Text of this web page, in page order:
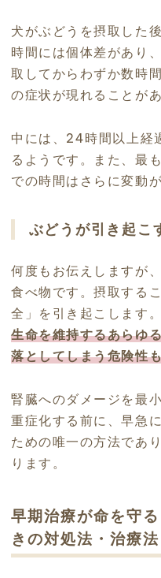
犬がぶどうを摂取した
時間には個体差があり
取してからわずか数時
の症状が現れることがあ
中には、24時間以上経
るようです。また、最
での時間はさらに変動
ぶどうが引き起こ
何度もお伝えしますが
食べ物です。摂取する
全」を引き起こします
生命を維持するあらゆ
落としてしまう危険性
腎臓へのダメージを最
重症化する前に、早急
ための唯一の方法であ
ります。
早期治療が命を守
きの対処法・治療法